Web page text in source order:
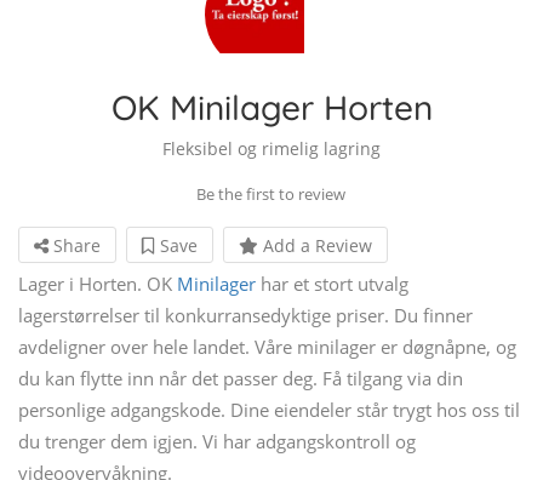
OK Minilager Horten
Fleksibel og rimelig lagring
Be the first to review
Share Save Add a Review
Lager i Horten. OK Minilager har et stort utvalg
lagerstørrelser til konkurransedyktige priser. Du finner
avdeligner over hele landet. Våre minilager er døgnåpne, og
du kan flytte inn når det passer deg. Få tilgang via din
personlige adgangskode. Dine eiendeler står trygt hos oss til
du trenger dem igjen. Vi har adgangskontroll og
videoovervåkning.